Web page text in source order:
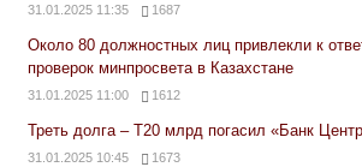
31.01.2025 11:35 1687
Около 80 должностных лиц привлекли к
проверок минпросвета в Казахстане
31.01.2025 11:00 1612
Треть долга – Т20 млрд погасил «Банк
31.01.2025 10:45 1673